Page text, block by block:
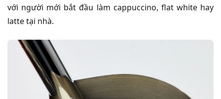
với người mới bắt đầu làm cappuccino, flat white hay
latte tại nhà.